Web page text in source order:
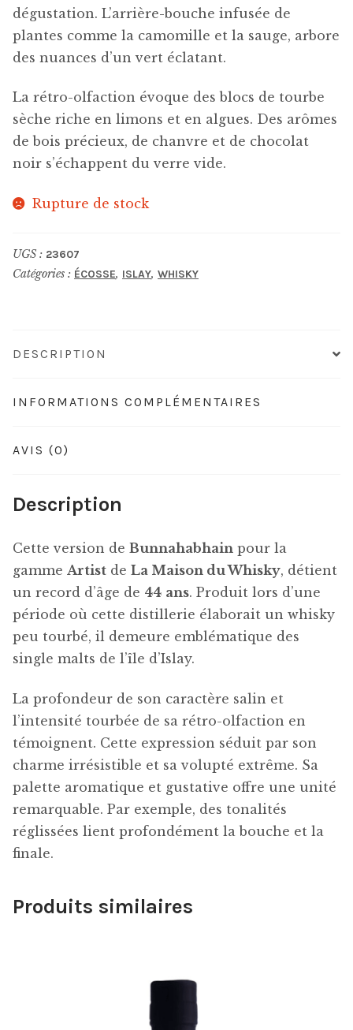
dégustation. L’arrière-bouche infusée de
plantes comme la camomille et la sauge, arbore
des nuances d’un vert éclatant.
La rétro-olfaction évoque des blocs de tourbe
sèche riche en limons et en algues. Des arômes
de bois précieux, de chanvre et de chocolat
noir s’échappent du verre vide.
Rupture de stock
UGS : 23607
Catégories : ÉCOSSE, ISLAY, WHISKY
DESCRIPTION
INFORMATIONS COMPLÉMENTAIRES
AVIS (0)
Description
Cette version de Bunnahabhain pour la
gamme Artist de La Maison du Whisky, détient
un record d’âge de 44 ans. Produit lors d’une
période où cette distillerie élaborait un whisky
peu tourbé, il demeure emblématique des
single malts de l’île d’Islay.
La profondeur de son caractère salin et
l’intensité tourbée de sa rétro-olfaction en
témoignent. Cette expression séduit par son
charme irrésistible et sa volupté extrême. Sa
palette aromatique et gustative offre une unité
remarquable. Par exemple, des tonalités
réglissées lient profondément la bouche et la
finale.
Produits similaires